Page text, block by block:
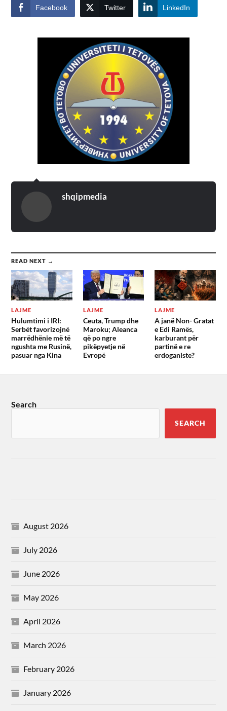
Facebook Twitter LinkedIn
shqipmedia
READ NEXT →
LAJME
Hulumtimi i IRI:
Serbët favorizojnë
marrëdhënie më të
ngushta me Rusinë,
pasuar nga Kina
LAJME
Ceuta, Trump dhe
Maroku; Aleanca
që po ngre
pikëpyetje në
Evropë
LAJME
A janë Non- Gratat
e Edi Ramës,
karburant për
partinë e re
erdoganiste?
Search
SEARCH
August 2026
July 2026
June 2026
May 2026
April 2026
March 2026
February 2026
January 2026